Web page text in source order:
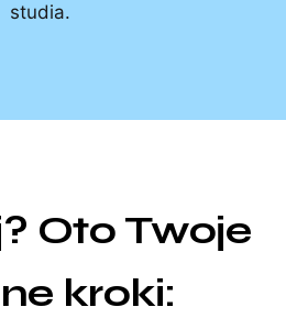
studia.
Oto Twoje
kroki: